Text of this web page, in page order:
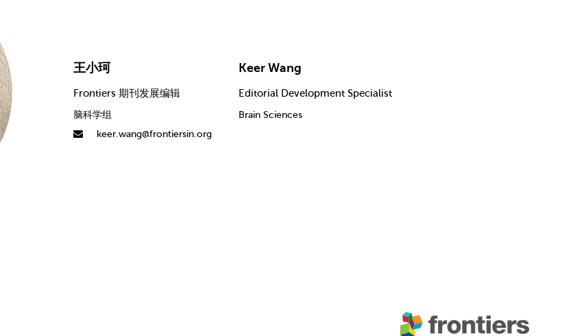
王小珂
Frontiers 期刊发展编辑
脑科学组
Keer Wang
Editorial Development Specialist
Brain Sciences
keer.wang@frontiersin.org